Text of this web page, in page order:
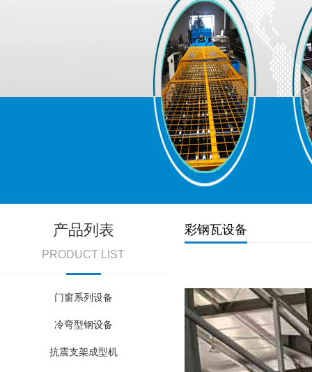
产品列表
PRODUCT LIST
门窗系列设备
冷弯型钢设备
抗震支架成型机
彩钢瓦设备